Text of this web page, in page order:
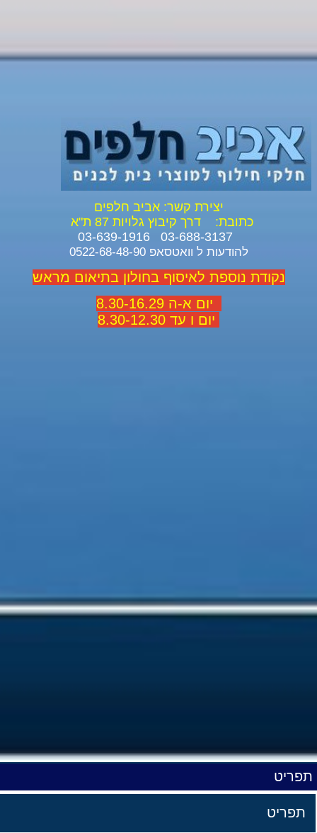
יצירת קשר: אביב חלפים
כתובת:
דרך קיבוץ גלויות 87 ת"א
להודעות ל וואטסאפ 0522-68-48-90
נקודת נוספת לאיסוף בחולון בתיאום מראש
יום א-ה 8.30-16.29
יום ו עד 8.30-12.30
תפריט
תפריט